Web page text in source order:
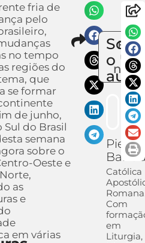
fria de
pelo
no tempo
regiões do
que
se formar
de junho,
Sul do Brasil
semana
sobre o
Oeste e
as
e
em várias
o
Pietra
Católica
Com
em
Liturgia,